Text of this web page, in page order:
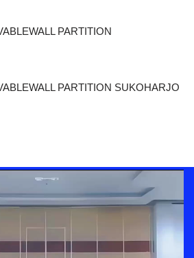
PARTITION
PARTITION SUKOHARJO